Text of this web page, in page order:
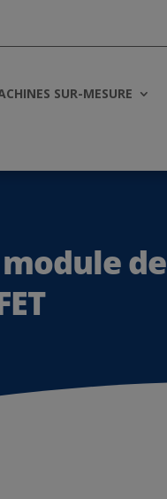
SUR-MESURE
de